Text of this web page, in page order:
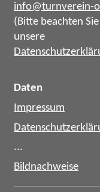
info@turnverein-
(Bitte beachten
unsere
Daten
Impressum
...
Bildnachweise